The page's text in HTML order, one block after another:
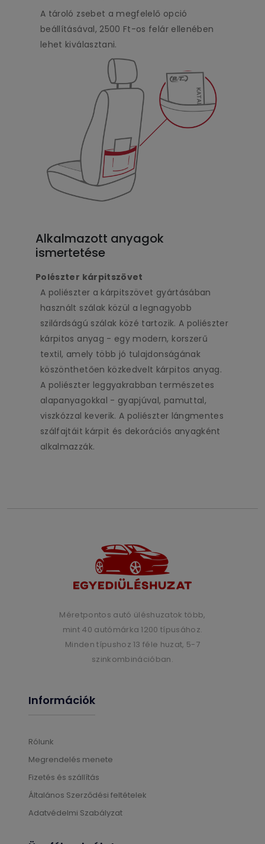
A tároló zsebet a megfelelő opció
beállításával, 2500 Ft-os felár ellenében
lehet kiválasztani.
Alkalmazott anyagok
ismertetése
Polészter kárpitszövet
A poliészter a kárpitszövet gyártásában
használt szálak közül a legnagyobb
szilárdságú szálak közé tartozik. A poliészter
kárpitos anyag - egy modern, korszerű
textil, amely több jó tulajdonságának
köszönthetően közkedvelt kárpitos anyag.
A poliészter leggyakrabban természetes
alapanyagokkal - gyapjúval, pamuttal,
viszkózzal keverik. A poliészter lángmentes
szálfajtáit kárpit és dekorációs anyagként
alkalmazzák.
Méretpontos autó üléshuzatok több,
mint 40 autómárka 1200 típusához.
Minden típushoz 13 féle huzat, 5-7
szinkombinációban.
Információk
Rólunk
Megrendelés menete
Fizetés és szállítás
Általános Szerződési feltételek
Adatvédelmi Szabályzat